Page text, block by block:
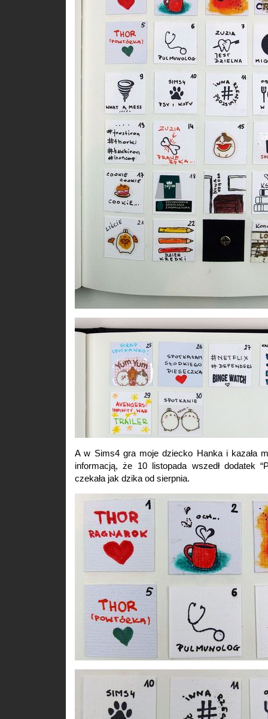
A w Sims4 gra moje dziecko Hanka i kazała
informacją, że 10 listopada wszedł dodatek
czekała jak dzika od sierpnia.